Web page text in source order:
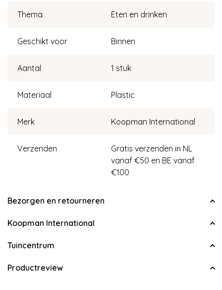
Thema Eten en drinken
Geschikt voor Binnen
Aantal 1 stuk
Materiaal Plastic
Merk Koopman International
Verzenden
Gratis verzenden in NL
vanaf €50 en BE vanaf
€100
Bezorgen en retourneren
Koopman International
Tuincentrum
Productreview